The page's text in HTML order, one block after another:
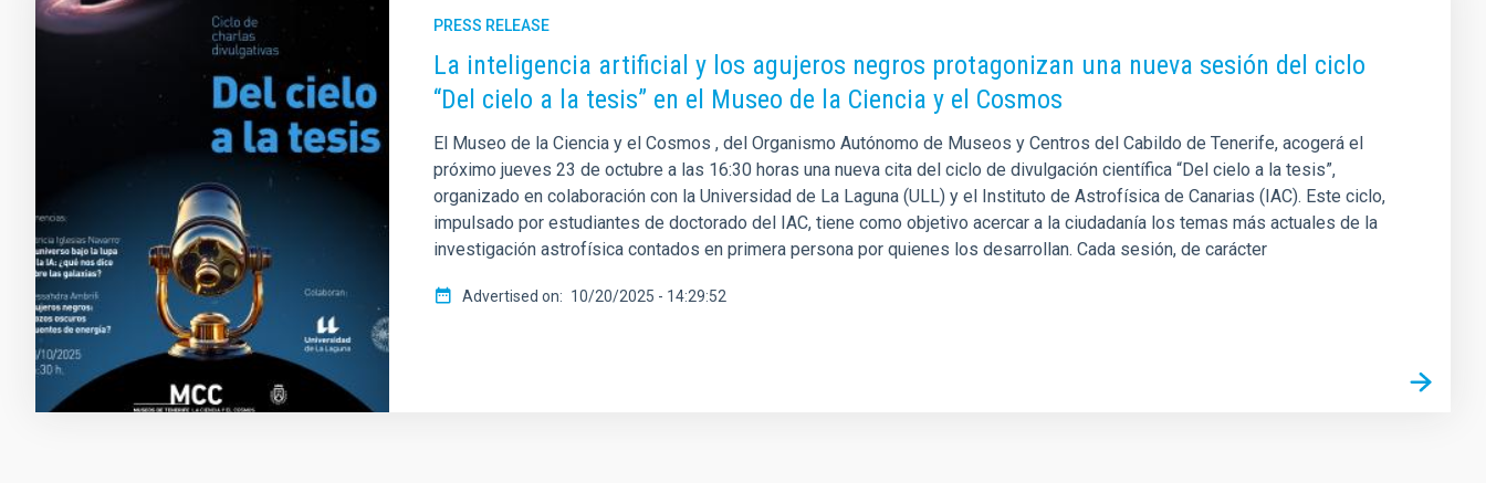
PRESS RELEASE
La inteligencia artificial y los agujeros negros protagonizan una nueva sesión del ciclo
“Del cielo a la tesis” en el Museo de la Ciencia y el Cosmos
El Museo de la Ciencia y el Cosmos , del Organismo Autónomo de Museos y Centros del Cabildo de Tenerife, acogerá el
próximo jueves 23 de octubre a las 16:30 horas una nueva cita del ciclo de divulgación científica “Del cielo a la tesis”,
organizado en colaboración con la Universidad de La Laguna (ULL) y el Instituto de Astrofísica de Canarias (IAC). Este ciclo,
impulsado por estudiantes de doctorado del IAC, tiene como objetivo acercar a la ciudadanía los temas más actuales de la
investigación astrofísica contados en primera persona por quienes los desarrollan. Cada sesión, de carácter
Advertised on 10/20/2025 - 14:29:52